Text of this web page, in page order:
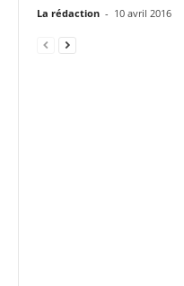
La rédaction - 10 avril 2016